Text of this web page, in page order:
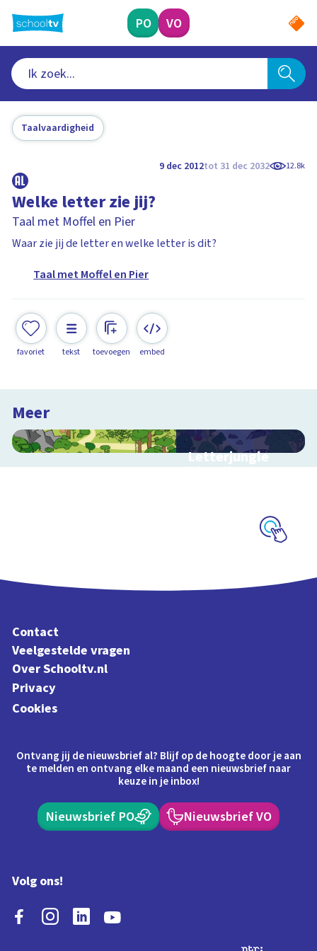
naar
hoofdinhoud
PO VO
Taalvaardigheid
9 dec 2012tot 31 dec 2032 12.8k
Welke letter zie jij?
Taal met Moffel en Pier
Waar zie jij de letter en welke letter is dit?
Taal met Moffel en Pier
favoriet tekst toevoegen embed
Meer
Letterjungle
Interactieve
Contact
Veelgestelde vragen
Over Schooltv.nl
Privacy
Cookies
Ontvang jij de nieuwsbrief al? Blijf op de hoogte door je aan
te melden en ontvang elke maand een nieuwsbrief naar
keuze in je inbox!
Nieuwsbrief PO Nieuwsbrief VO
Volg ons!